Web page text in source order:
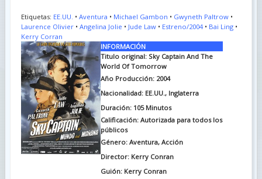
Etiquetas: EE.UU. • Aventura • Michael Gambon • Gwyneth Paltrow•
Laurence Olivier• Angelina Jolie • Jude Law• Estreno/2004• Bai Ling•
Kerry Corran
INFORMACIÓN
Titulo original: Sky Captain And The
World Of Tomorrow
Año Producción: 2004
Nacionalidad: EE.UU., Inglaterra
Duración: 105 Minutos
Calificación: Autorizada para todos los
públicos
Género: Aventura, Acción
Director: Kerry Conran
Guión: Kerry Conran